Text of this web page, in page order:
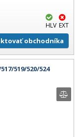
HLV EXT
obchodníka
519/520/524